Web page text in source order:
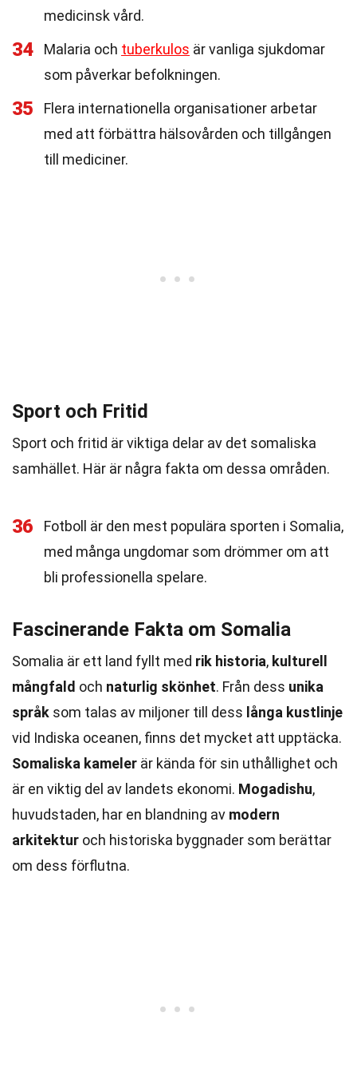
medicinsk vård.
34 Malaria och tuberkulos är vanliga sjukdomar
som påverkar befolkningen.
35
Flera internationella organisationer arbetar
med att förbättra hälsovården och tillgången
till mediciner.
Sport och Fritid
Sport och fritid är viktiga delar av det somaliska
samhället. Här är några fakta om dessa områden.
36
Fotboll är den mest populära sporten i Somalia,
med många ungdomar som drömmer om att
bli professionella spelare.
Fascinerande Fakta om Somalia
Somalia är ett land fyllt med rik historia, kulturell
mångfald och naturlig skönhet. Från dess unika
språk som talas av miljoner till dess långa kustlinje
vid Indiska oceanen, finns det mycket att upptäcka.
Somaliska kameler är kända för sin uthållighet och
är en viktig del av landets ekonomi. Mogadishu,
huvudstaden, har en blandning av modern
arkitektur och historiska byggnader som berättar
om dess förflutna.